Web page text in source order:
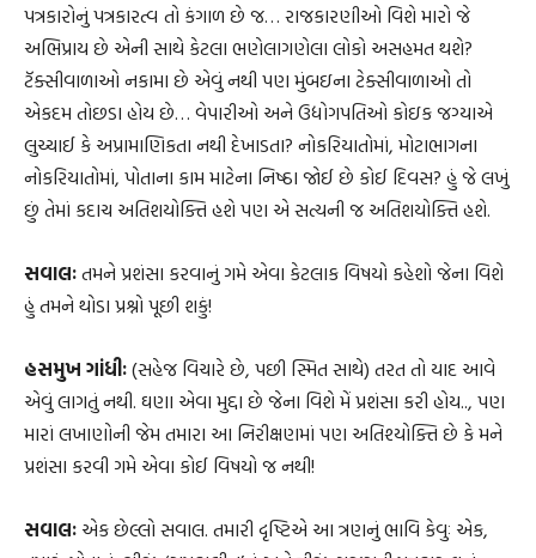
પત્રકારોનું પત્રકારત્વ તો કંગાળ છે જ… રાજકારણીઓ વિશે મારો જે
અભિપ્રાય છે એની સાથે કેટલા ભણેલાગણેલા લોકો અસહમત થશે?
ટૅક્સીવાળાઓ નકામા છે એવું નથી પણ મુંબઇના ટેક્સીવાળાઓ તો
એકદમ તોછડા હોય છે… વેપારીઓ અને ઉદ્યોગપતિઓ કોઇક જગ્યાએ
લુચ્ચાઈ કે અપ્રામાણિકતા નથી દેખાડતા? નોકરિયાતોમાં, મોટાભાગના
નોકરિયાતોમાં, પોતાના કામ માટેના નિષ્ઠા જોઈ છે કોઈ દિવસ? હું જે લખું
છું તેમાં કદાચ અતિશયોક્તિ હશે પણ એ સત્યની જ અતિશયોક્તિ હશે.
સવાલઃતમને પ્રશંસા કરવાનું ગમે એવા કેટલાક વિષયો કહેશો જેના વિશે
હું તમને થોડા પ્રશ્નો પૂછી શકું!
હસમુખ ગાંધીઃ(સહેજ વિચારે છે, પછી સ્મિત સાથે) તરત તો યાદ આવે
એવું લાગતું નથી. ઘણા એવા મુદ્દા છે જેના વિશે મેં પ્રશંસા કરી હોય.., પણ
મારાં લખાણોની જેમ તમારા આ નિરીક્ષણમાં પણ અતિશ્યોક્તિ છે કે મને
પ્રશંસા કરવી ગમે એવા કોઈ વિષયો જ નથી!
સવાલઃ એક છેલ્લો સવાલ. તમારી દૃષ્ટિએ આ ત્રણનું ભાવિ કેવુઃ એક,